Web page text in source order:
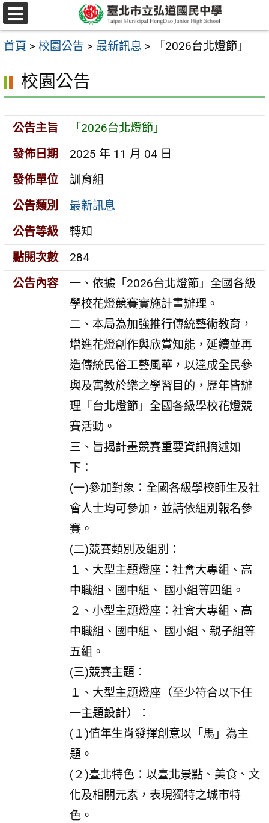
跳
至
主
內
容
選
單
首頁 > 校園公告 > 最新訊息 > 「2026台北燈節」
校園公告
公告主旨
「2026台北燈節」
發佈日期
2025 年 11 月 04 日
發佈單位
訓育組
公告類別
最新訊息
公告等級
轉知
點閱次數
284
公告內容
一、依據「2026台北燈節」全國各級
學校花燈競賽實施計畫辦理。
二、本局為加強推行傳統藝術教育，
增進花燈創作與欣賞知能，延續並再
造傳統民俗工藝風華，以達成全民參
與及寓教於樂之學習目的，歷年皆辦
理「台北燈節」全國各級學校花燈競
賽活動。
三、旨揭計畫競賽重要資訊摘述如
下：
(一)參加對象：全國各級學校師生及社
會人士均可參加，並請依組別報名參
賽。
(二)競賽類別及組別：
１、大型主題燈座：社會大專組、高
中職組、國中組、 國小組等四組。
２、小型主題燈座：社會大專組、高
中職組、國中組、 國小組、親子組等
五組。
(三)競賽主題：
１、大型主題燈座（至少符合以下任
一主題設計）：
(１)值年生肖發揮創意以「馬」為主
題。
(２)臺北特色：以臺北景點、美食、文
化及相關元素，表現獨特之城市特
色。